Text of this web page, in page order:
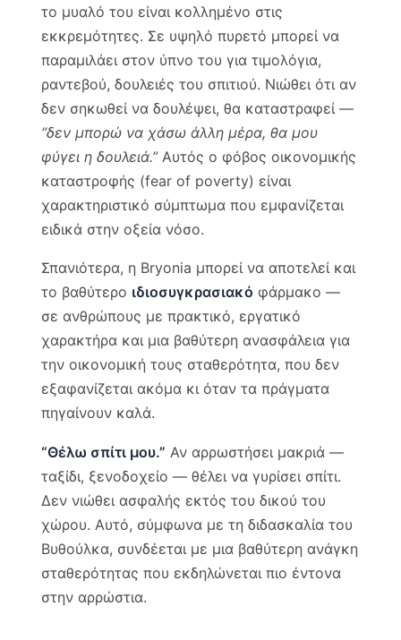
το μυαλό του είναι κολλημένο στις
εκκρεμότητες. Σε υψηλό πυρετό μπορεί να
παραμιλάει στον ύπνο του για τιμολόγια,
ραντεβού, δουλειές του σπιτιού. Νιώθει ότι αν
δεν σηκωθεί να δουλέψει, θα καταστραφεί —
“δεν μπορώ να χάσω άλλη μέρα, θα μου
φύγει η δουλειά.”Αυτός ο φόβος οικονομικής
καταστροφής (fear of poverty) είναι
χαρακτηριστικό σύμπτωμα που εμφανίζεται
ειδικά στην οξεία νόσο.
Σπανιότερα, η Bryonia μπορεί να αποτελεί και
το βαθύτερο ιδιοσυγκρασιακό φάρμακο —
σε ανθρώπους με πρακτικό, εργατικό
χαρακτήρα και μια βαθύτερη ανασφάλεια για
την οικονομική τους σταθερότητα, που δεν
εξαφανίζεται ακόμα κι όταν τα πράγματα
πηγαίνουν καλά.
“Θέλω σπίτι μου.” Αν αρρωστήσει μακριά —
ταξίδι, ξενοδοχείο — θέλει να γυρίσει σπίτι.
Δεν νιώθει ασφαλής εκτός του δικού του
χώρου. Αυτό, σύμφωνα με τη διδασκαλία του
Βυθούλκα, συνδέεται με μια βαθύτερη ανάγκη
σταθερότητας που εκδηλώνεται πιο έντονα
στην αρρώστια.